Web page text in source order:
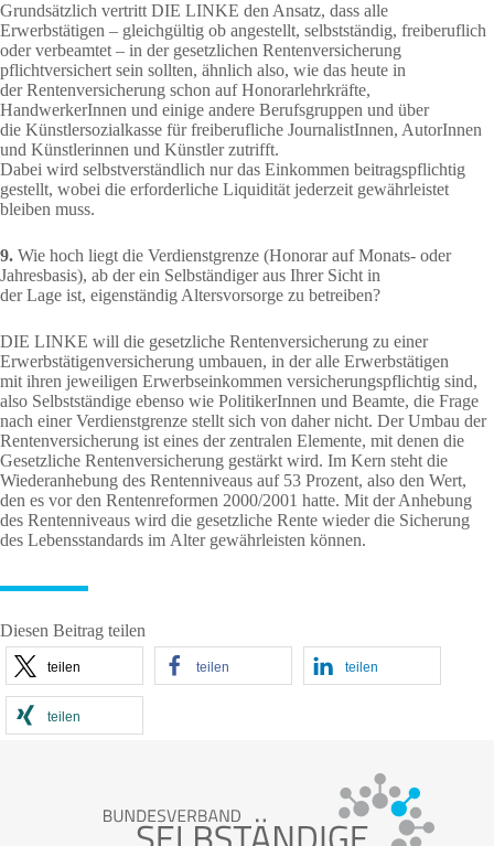
Grundsätzlich vertritt DIE LINKE den Ansatz, dass alle
Erwerbstätigen – gleichgültig ob angestellt, selbstständig, freiberuflich
oder verbeamtet – in der gesetzlichen Rentenversicherung
pflichtversichert sein sollten, ähnlich also, wie das heute in
der Rentenversicherung schon auf Honorarlehrkräfte,
HandwerkerInnen und einige andere Berufsgruppen und über
die Künstlersozialkasse für freiberufliche JournalistInnen, AutorInnen
und Künstlerinnen und Künstler zutrifft.
Dabei wird selbstverständlich nur das Einkommen beitragspflichtig
gestellt, wobei die erforderliche Liquidität jederzeit gewährleistet
bleiben muss.
9. Wie hoch liegt die Verdienstgrenze (Honorar auf Monats- oder
Jahresbasis), ab der ein Selbständiger aus Ihrer Sicht in
der Lage ist, eigenständig Altersvorsorge zu betreiben?
DIE LINKE will die gesetzliche Rentenversicherung zu einer
Erwerbstätigenversicherung umbauen, in der alle Erwerbstätigen
mit ihren jeweiligen Erwerbseinkommen versicherungspflichtig sind,
also Selbstständige ebenso wie PolitikerInnen und Beamte, die Frage
nach einer Verdienstgrenze stellt sich von daher nicht. Der Umbau der
Rentenversicherung ist eines der zentralen Elemente, mit denen die
Gesetzliche Rentenversicherung gestärkt wird. Im Kern steht die
Wiederanhebung des Rentenniveaus auf 53 Prozent, also den Wert,
den es vor den Rentenreformen 2000/2001 hatte. Mit der Anhebung
des Rentenniveaus wird die gesetzliche Rente wieder die Sicherung
des Lebensstandards im Alter gewährleisten können.
Diesen Beitrag teilen
teilen teilen teilen
teilen